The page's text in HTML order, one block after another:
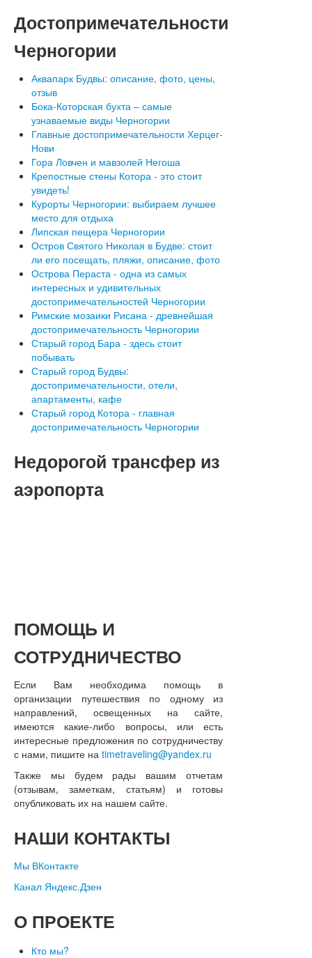
Достопримечательности
Черногории
Аквапарк Будвы: описание, фото, цены,
отзыв
Бока-Которская бухта – самые
узнаваемые виды Черногории
Главные достопримечательности Херцег-
Нови
Гора Ловчен и мавзолей Негоша
Крепостные стены Котора - это стоит
увидеть!
Курорты Черногории: выбираем лучшее
место для отдыха
Липская пещера Черногории
Остров Святого Николая в Будве: стоит
ли его посещать, пляжи, описание, фото
Острова Пераста - одна из самых
интересных и удивительных
достопримечательностей Черногории
Римские мозаики Рисана - древнейшая
достопримечательность Черногории
Старый город Бара - здесь стоит
побывать
Старый город Будвы:
достопримечательности, отели,
апартаменты, кафе
Старый город Котора - главная
достопримечательность Черногории
Недорогой трансфер из
аэропорта
ПОМОЩЬ И
СОТРУДНИЧЕСТВО
Если Вам необходима помощь в
организации путешествия по одному из
направлений, освещенных на сайте,
имеются какие-либо вопросы, или есть
интересные предложения по сотрудничеству
с нами, пишите на timetraveling@yandex.ru
Также мы будем рады вашим отчетам
(отзывам, заметкам, статьям) и готовы
опубликовать их на нашем сайте.
НАШИ КОНТАКТЫ
Мы ВКонтакте
Канал Яндекс.Дзен
О ПРОЕКТЕ
Кто мы?